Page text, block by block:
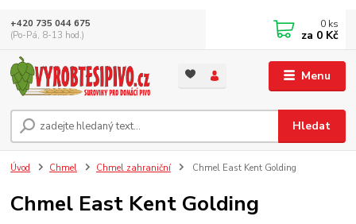
Menu
Hledat
+420 735 044 675
(Po-Pá, 8-13 hod.)
0 ks
za 0 Kč
Úvod Chmel Chmel zahraniční Chmel East Kent Golding
Chmel East Kent Golding